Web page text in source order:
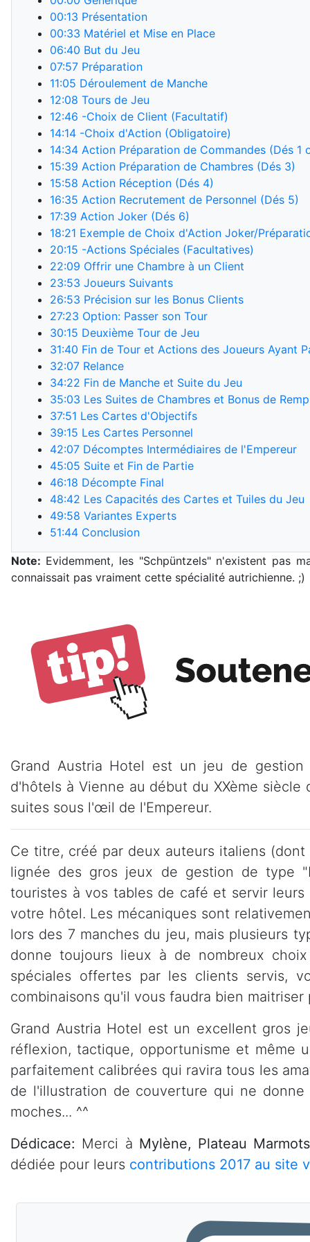
00:13 Présentation
00:33 Matériel et Mise en Place
06:40 But du Jeu
07:57 Préparation
11:05 Déroulement de Manche
12:08 Tours de Jeu
12:46 -Choix de Client (Facultatif)
14:14 -Choix d'Action (Obligatoire)
14:34 Action Préparation de Commandes (Dés 1
15:39 Action Préparation de Chambres (Dés 3)
15:58 Action Réception (Dés 4)
16:35 Action Recrutement de Personnel (Dés 5)
17:39 Action Joker (Dés 6)
18:21 Exemple de Choix d'Action Joker/
20:15 -Actions Spéciales (Facultatives)
22:09 Offrir une Chambre à un Client
23:53 Joueurs Suivants
26:53 Précision sur les Bonus Clients
27:23 Option: Passer son Tour
30:15 Deuxième Tour de Jeu
31:40 Fin de Tour et Actions des Joueurs Ayant
32:07 Relance
34:22 Fin de Manche et Suite du Jeu
35:03 Les Suites de Chambres et Bonus de
37:51 Les Cartes d'Objectifs
39:15 Les Cartes Personnel
42:07 Décomptes Intermédiaires de l'Empereur
45:05 Suite et Fin de Partie
46:18 Décompte Final
48:42 Les Capacités des Cartes et Tuiles du Jeu
49:58 Variantes Experts
51:44 Conclusion
Note: Evidemment, les "Schpüntzels" n'existent pas
connaissait pas vraiment cette spécialité autrichienne. ;)
Grand Austria Hotel est un jeu de
d'hôtels à Vienne au début du XXème
suites sous l'œil de l'Empereur.
Ce titre, créé par deux auteurs italiens
lignée des gros jeux de gestion de type
touristes à vos tables de café et servir
votre hôtel. Les mécaniques sont
lors des 7 manches du jeu, mais plusieurs
donne toujours lieux à de nombreux
spéciales offertes par les clients servis,
combinaisons qu'il vous faudra bien
Grand Austria Hotel est un excellent gros
réflexion, tactique, opportunisme et même
parfaitement calibrées qui ravira tous les
de l'illustration de couverture qui ne
moches... ^^
Dédicace: Merci à Mylène, Plateau
dédiée pour leurs contributions 2017 au site